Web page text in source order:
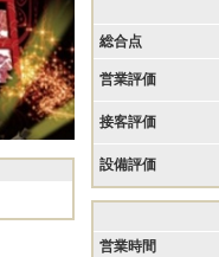
総合点
営業評価
接客評価
設備評価
営業時間